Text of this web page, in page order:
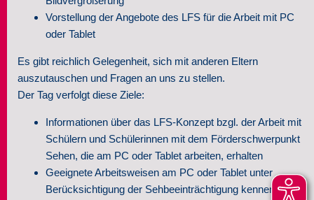
Vorstellung der Angebote des LFS für die Arbeit mit PC
oder Tablet
Es gibt reichlich Gelegenheit, sich mit anderen Eltern
auszutauschen und Fragen an uns zu stellen.
Der Tag verfolgt diese Ziele:
Informationen über das LFS-Konzept bzgl. der Arbeit mit
Schülern und Schülerinnen mit dem Förderschwerpunkt
Sehen, die am PC oder Tablet arbeiten, erhalten
Geeignete Arbeitsweisen am PC oder Tablet unter
Berücksichtigung der Sehbeeinträchtigung kennenlernen